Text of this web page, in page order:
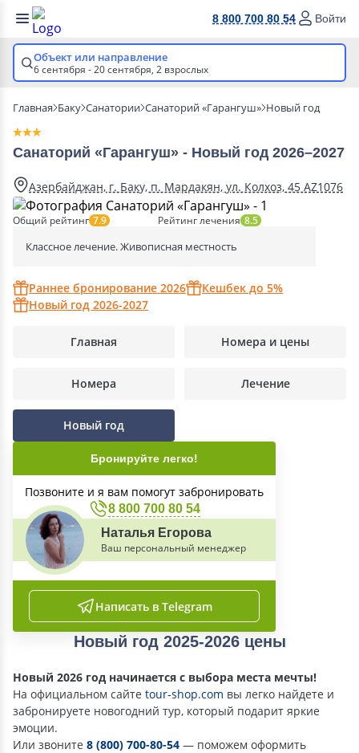
8 800 700 80 54 Войти
Объект или направление
6 сентября - 20 сентября, 2 взрослых
Главная Баку Санатории Санаторий «Гарангуш» Новый год
Санаторий «Гарангуш» - Новый год 2026–2027
Азербайджан, г. Баку, п. Мардакян, ул. Колхоз, 45 AZ1076
Рейтинг лечения 8.5
Общий рейтинг 7.9
Классное лечение. Живописная местность
Раннее бронирование 2026
Кешбек до 5%
Новый год 2026-2027
Главная Номера и цены
Номера Лечение
Новый год
Бронируйте легко!
Позвоните и я вам помогут забронировать
8 800 700 80 54
Наталья Егорова
Ваш персональный менеджер
Написать в Telegram
Новый год 2025-2026 цены
Новый 2026 год начинается с выбора места мечты!
На официальном сайте tour-shop.com вы легко найдете и
забронируете новогодний тур, который подарит яркие
эмоции.
Или звоните 8 (800) 700-80-54 — поможем оформить